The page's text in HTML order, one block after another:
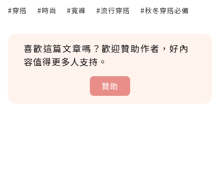
#穿搭 #時尚 #寬褲 #流行穿搭 #秋冬穿搭必備
喜歡這篇文章嗎？歡迎贊助作者，好內
容值得更多人支持。
贊助